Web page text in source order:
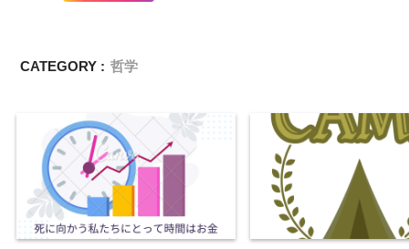
CATEGORY : 哲学